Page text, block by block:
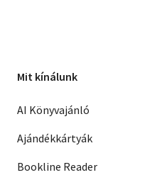
Mit kínálunk
AI Könyvajánló
Ajándékkártyák
Bookline Reader